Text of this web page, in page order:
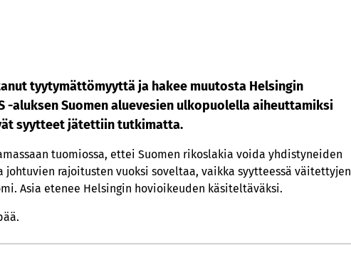
tyytymättömyyttä ja hakee muutosta Helsingin
-aluksen Suomen aluevesien ulkopuolella aiheuttamiksi
syytteet jätettiin tutkimatta.
tuomiossa, ettei Suomen rikoslakia voida yhdistyneiden
rajoitusten vuoksi soveltaa, vaikka syytteessä väitettyjen
Asia etenee Helsingin hovioikeuden käsiteltäväksi.